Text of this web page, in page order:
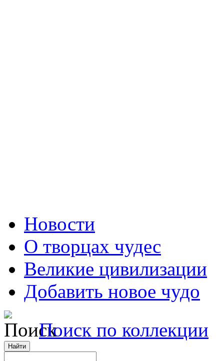
Новости
О творцах чудес
Великие цивилизации
Добавить новое чудо
Поиск по коллекции